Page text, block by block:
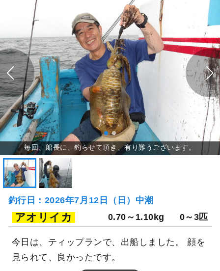
釣行日：2026年7月12日（日）中潮
アオリイカ 0.70～1.10kg 0～3匹
今日は、ティップランで、出船しました。 顔を
見られて、良かったです。